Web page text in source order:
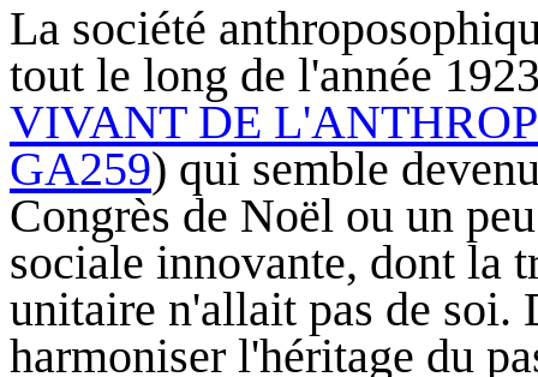
La société
tout le long de l'année
VIVANT DE
GA259) qui semble
Congrès de Noël ou un
sociale innovante, dont la
unitaire n'allait pas de
harmoniser l'héritage du